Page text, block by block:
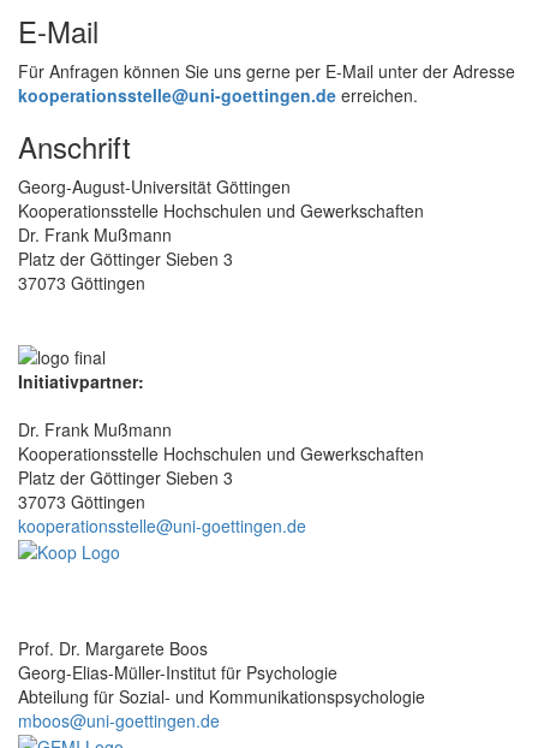
E-Mail
Für Anfragen können Sie uns gerne per E-Mail unter der Adresse
kooperationsstelle@uni-goettingen.de erreichen.
Anschrift
Georg-August-Universität Göttingen
Kooperationsstelle Hochschulen und Gewerkschaften
Dr. Frank Mußmann
Platz der Göttinger Sieben 3
37073 Göttingen
Initiativpartner:
Dr. Frank Mußmann
Kooperationsstelle Hochschulen und Gewerkschaften
Platz der Göttinger Sieben 3
37073 Göttingen
kooperationsstelle@uni-goettingen.de
Prof. Dr. Margarete Boos
Georg-Elias-Müller-Institut für Psychologie
Abteilung für Sozial- und Kommunikationspsychologie
mboos@uni-goettingen.de